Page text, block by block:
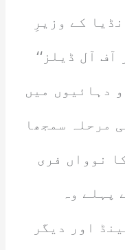
کے وزیرِ
آف آل ڈیلز‘‘
دہائیوں میں
مرحلہ سمجھا
نوواں فری
پہلے وہ
اور دیگر